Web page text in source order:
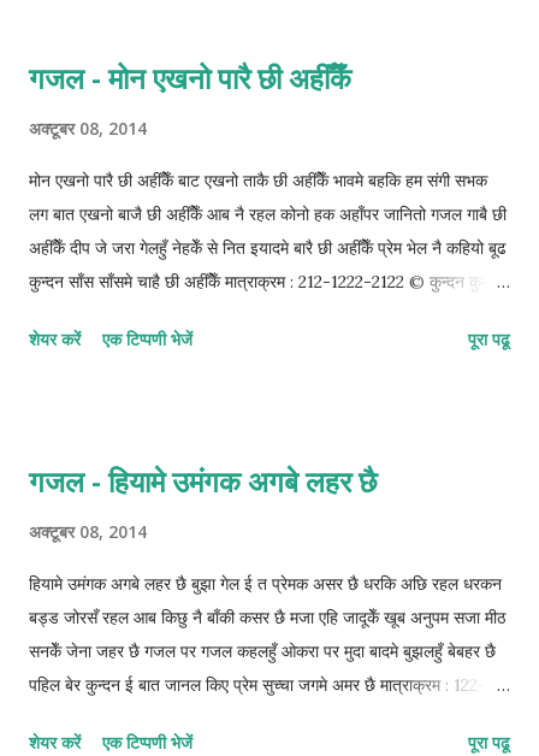
गजल - मोन एखनो पारै छी अहीँकेँ
अक्टूबर 08, 2014
मोन एखनो पारै छी अहीँकेँ बाट एखनो ताकै छी अहीँकेँ भावमे बहकि हम संगी सभक
लग बात एखनो बाजै छी अहीँकेँ आब नै रहल कोनो हक अहाँपर जानितो गजल गाबै छी
अहीँकेँ दीप जे जरा गेलहुँ नेहकेँ से नित इयादमे बारै छी अहीँकेँ प्रेम भेल नै कहियो बूढ
कुन्दन साँस साँसमे चाहै छी अहीँकेँ मात्राक्रम : 212-1222-2122 © कुन्दन कुमार
शेयर करें एक टिप्पणी भेजें पूरा पढू
गजल - हियामे उमंगक अगबे लहर छै
अक्टूबर 08, 2014
हियामे उमंगक अगबे लहर छै बुझा गेल ई त प्रेमक असर छै धरकि अछि रहल धरकन
बड्ड जोरसँ रहल आब किछु नै बाँकी कसर छै मजा एहि जादूकेँ खूब अनुपम सजा मीठ
सनकेँ जेना जहर छै गजल पर गजल कहलहुँ ओकरा पर मुदा बादमे बुझलहुँ बेबहर छै
पहिल बेर कुन्दन ई बात जानल किए प्रेम सुच्चा जगमे अमर छै मात्राक्रम : 122-
शेयर करें एक टिप्पणी भेजें पूरा पढू